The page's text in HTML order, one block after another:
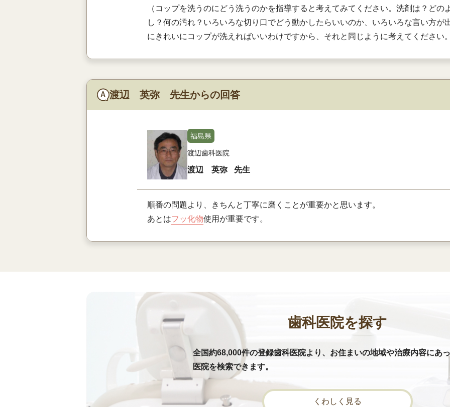
（コップを洗うのにどう洗うのかを指導すると考えてみてください。洗剤は？どの
し？何の汚れ？いろいろな切り口でどう動かしたらいいのか、いろいろな言い方が
にきれいにコップが洗えればいいわけですから、それと同じように考えてください
渡辺 英弥 先生からの回答
福島県
渡辺歯科医院
渡辺 英弥 先生
順番の問題より、きちんと丁寧に磨くことが重要かと思います。
あとはフッ化物使用が重要です。
歯科医院を探す
全国約68,000件の登録歯科医院より、お住まいの地域や治療内容にあ
医院を検索できます。
くわしく見る